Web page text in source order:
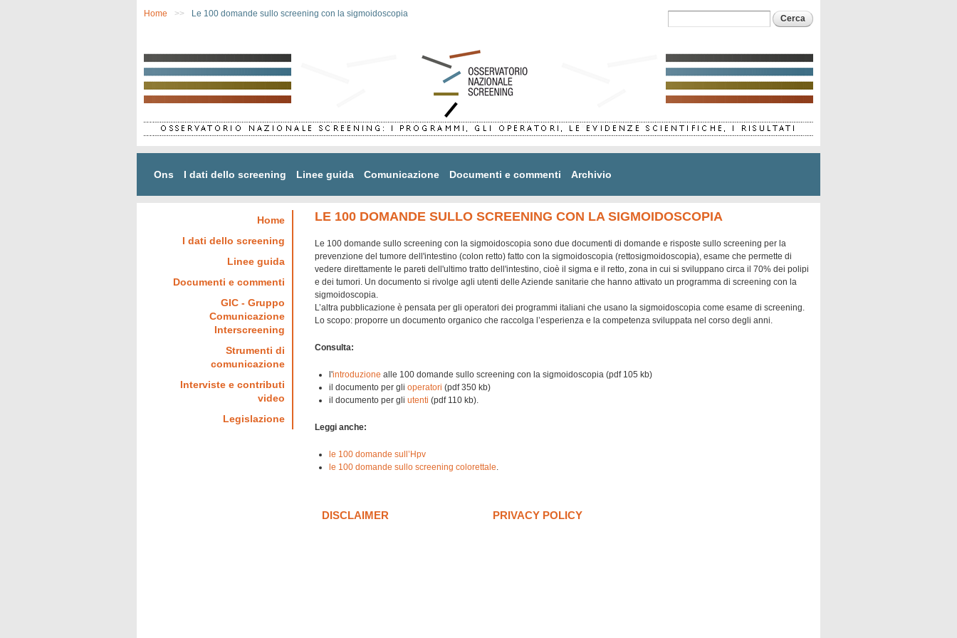
Home >> Le 100 domande sullo screening con la sigmoidoscopia
Ons I dati dello screening Linee guida Comunicazione Documenti e commenti Archivio
Home
I dati dello screening
Linee guida
Documenti e commenti
GIC - Gruppo
Comunicazione
Interscreening
Strumenti di
comunicazione
Interviste e contributi
video
Legislazione
LE 100 DOMANDE SULLO SCREENING CON LA SIGMOIDOSCOPIA
Le 100 domande sullo screening con la sigmoidoscopia sono due documenti di domande e risposte sullo screening per la
prevenzione del tumore dell'intestino (colon retto) fatto con la sigmoidoscopia (rettosigmoidoscopia), esame che permette di
vedere direttamente le pareti dell'ultimo tratto dell'intestino, cioè il sigma e il retto, zona in cui si sviluppano circa il 70% dei polipi
e dei tumori. Un documento si rivolge agli utenti delle Aziende sanitarie che hanno attivato un programma di screening con la
sigmoidoscopia.
L’altra pubblicazione è pensata per gli operatori dei programmi italiani che usano la sigmoidoscopia come esame di screening.
Lo scopo: proporre un documento organico che raccolga l’esperienza e la competenza sviluppata nel corso degli anni.
Consulta:
l'introduzione alle 100 domande sullo screening con la sigmoidoscopia (pdf 105 kb)
il documento per gli operatori (pdf 350 kb)
il documento per gli utenti (pdf 110 kb).
Leggi anche:
le 100 domande sull’Hpv
le 100 domande sullo screening colorettale.
DISCLAIMER PRIVACY POLICY